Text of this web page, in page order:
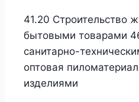
41.20 Строительство
бытовыми товарами
санитарно-
оптовая
изделиями